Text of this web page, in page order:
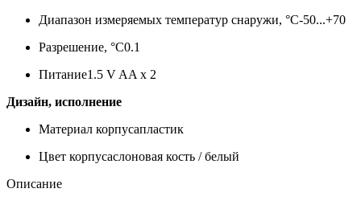
Диапазон измеряемых температур снаружи, °С-50...+70
Разрешение, °С0.1
Питание1.5 V AA x 2
Дизайн, исполнение
Материал корпусапластик
Цвет корпусаслоновая кость / белый
Описание